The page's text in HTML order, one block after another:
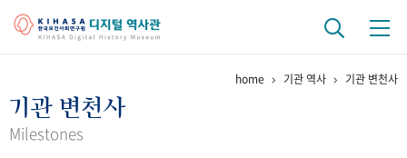
걸어온 길 기관 변천사
home 기관 역사 기관 변천사
기관 변천사
Milestones